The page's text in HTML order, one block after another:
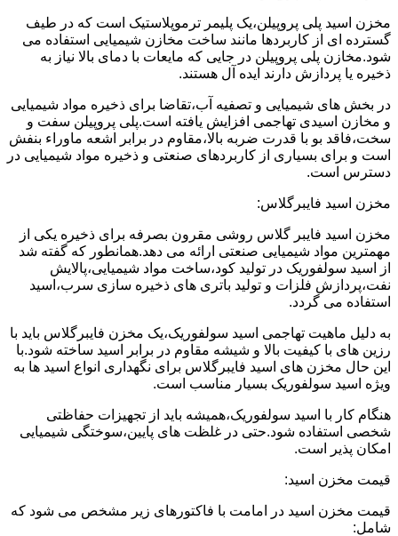
مخزن اسید پلی پروپیلن،یک پلیمر ترموپلاستیک است که در طیف
گسترده ای از کاربردها مانند ساخت مخازن شیمیایی استفاده می
شود.مخازن پلی پروپیلن در جایی که مایعات با دمای بالا نیاز به
ذخیره یا پردازش دارند ایده آل هستند.
در بخش های شیمیایی و تصفیه آب،تقاضا برای ذخیره مواد شیمیایی
و مخازن اسیدی تهاجمی افزایش یافته است.پلی پروپیلن سفت و
سخت،فاقد بو با قدرت ضربه بالا،مقاوم در برابر اشعه ماوراء بنفش
است و برای بسیاری از کاربردهای صنعتی و ذخیره مواد شیمیایی در
دسترس است.
مخزن اسید فایبرگلاس:
مخزن اسید فایبر گلاس روشی مقرون بصرفه برای ذخیره یکی از
مهمترین مواد شیمیایی صنعتی ارائه می دهد.همانطور که گفته شد
از اسید سولفوریک در تولید کود،ساخت مواد شیمیایی،پالایش
نفت،پردازش فلزات و تولید باتری های ذخیره سازی سرب،اسید
استفاده می گردد.
به دلیل ماهیت تهاجمی اسید سولفوریک،یک مخزن فایبرگلاس باید با
رزین های با کیفیت بالا و شیشه مقاوم در برابر اسید ساخته شود.با
این حال مخزن های اسید فایبرگلاس برای نگهداری انواع اسید ها به
ویژه اسید سولفوریک بسیار مناسب است.
هنگام کار با اسید سولفوریک،همیشه باید از تجهیزات حفاظتی
شخصی استفاده شود.حتی در غلظت های پایین،سوختگی شیمیایی
امکان پذیر است.
قیمت مخزن اسید:
قیمت مخزن اسید در امامت با فاکتورهای زیر مشخص می شود که
شامل: